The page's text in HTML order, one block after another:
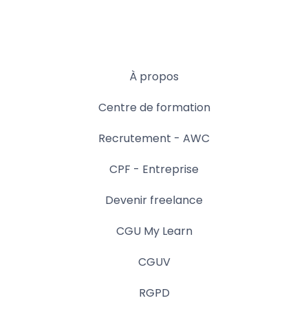
À propos
Centre de formation
Recrutement - AWC
CPF - Entreprise
Devenir freelance
CGU My Learn
CGUV
RGPD